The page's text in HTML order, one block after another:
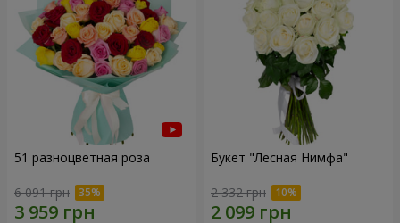
51 разноцветная роза
6 091 грн
Букет "Лесная Нимфа"
2 332 грн